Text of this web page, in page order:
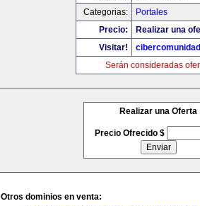
Categorias:
Portales
Precio:
Realizar una
Visitar!
Serán consideradas
Realizar una Oferta
Precio Ofrecido $
Otros dominios en venta: